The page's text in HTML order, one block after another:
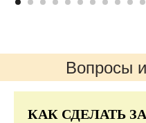
Вопросы
КАК СДЕЛАТЬ